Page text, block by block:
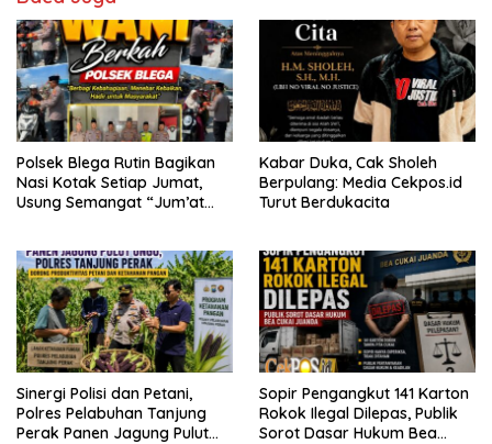
Polsek Blega Rutin Bagikan
Nasi Kotak Setiap Jumat,
Usung Semangat “Jum’at
Kabar Duka, Cak Sholeh
Berpulang: Media Cekpos.id
Turut Berdukacita
Sinergi Polisi dan Petani,
Polres Pelabuhan Tanjung
Perak Panen Jagung Pulut
Sopir Pengangkut 141 Karton
Rokok Ilegal Dilepas, Publik
Sorot Dasar Hukum Bea